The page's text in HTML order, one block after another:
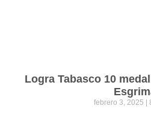
Logra Tabasco 10
febrero 3, 2025